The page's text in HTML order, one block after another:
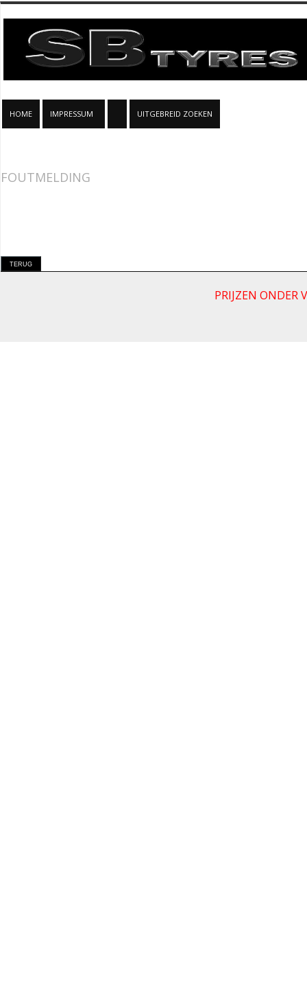
HOME IMPRESSUM UITGEBREID ZOEKEN
FOUTMELDING
PRIJZEN ONDER